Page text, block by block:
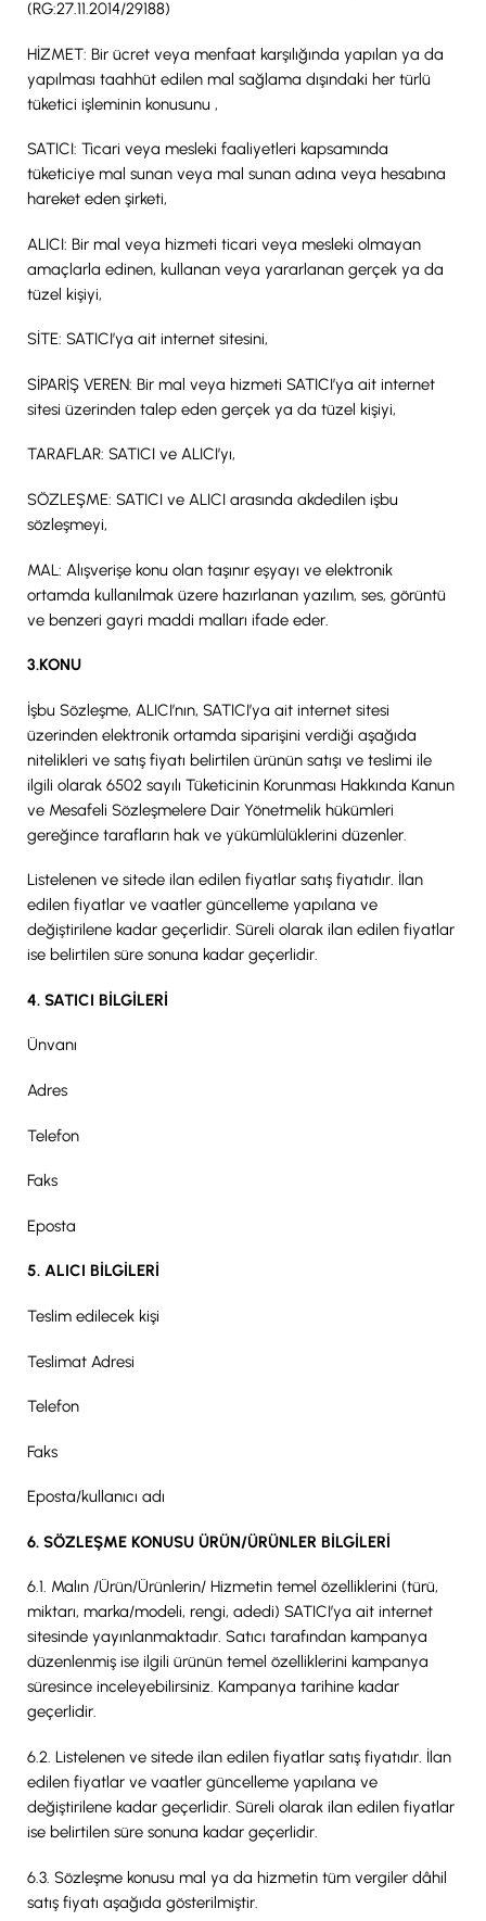
(RG:27.11.2014/29188)
HİZMET: Bir ücret veya menfaat karşılığında yapılan ya da
yapılması taahhüt edilen mal sağlama dışındaki her türlü
tüketici işleminin konusunu ,
SATICI: Ticari veya mesleki faaliyetleri kapsamında
tüketiciye mal sunan veya mal sunan adına veya hesabına
hareket eden şirketi,
ALICI: Bir mal veya hizmeti ticari veya mesleki olmayan
amaçlarla edinen, kullanan veya yararlanan gerçek ya da
tüzel kişiyi,
SİTE: SATICI’ya ait internet sitesini,
SİPARİŞ VEREN: Bir mal veya hizmeti SATICI’ya ait internet
sitesi üzerinden talep eden gerçek ya da tüzel kişiyi,
TARAFLAR: SATICI ve ALICI’yı,
SÖZLEŞME: SATICI ve ALICI arasında akdedilen işbu
sözleşmeyi,
MAL: Alışverişe konu olan taşınır eşyayı ve elektronik
ortamda kullanılmak üzere hazırlanan yazılım, ses, görüntü
ve benzeri gayri maddi malları ifade eder.
3.KONU
İşbu Sözleşme, ALICI’nın, SATICI’ya ait internet sitesi
üzerinden elektronik ortamda siparişini verdiği aşağıda
nitelikleri ve satış fiyatı belirtilen ürünün satışı ve teslimi ile
ilgili olarak 6502 sayılı Tüketicinin Korunması Hakkında Kanun
ve Mesafeli Sözleşmelere Dair Yönetmelik hükümleri
gereğince tarafların hak ve yükümlülüklerini düzenler.
Listelenen ve sitede ilan edilen fiyatlar satış fiyatıdır. İlan
edilen fiyatlar ve vaatler güncelleme yapılana ve
değiştirilene kadar geçerlidir. Süreli olarak ilan edilen fiyatlar
ise belirtilen süre sonuna kadar geçerlidir.
4. SATICI BİLGİLERİ
Ünvanı
Adres
Telefon
Faks
Eposta
5. ALICI BİLGİLERİ
Teslim edilecek kişi
Teslimat Adresi
Telefon
Faks
Eposta/kullanıcı adı
6. SÖZLEŞME KONUSU ÜRÜN/ÜRÜNLER BİLGİLERİ
6.1. Malın /Ürün/Ürünlerin/ Hizmetin temel özelliklerini (türü,
miktarı, marka/modeli, rengi, adedi) SATICI’ya ait internet
sitesinde yayınlanmaktadır. Satıcı tarafından kampanya
düzenlenmiş ise ilgili ürünün temel özelliklerini kampanya
süresince inceleyebilirsiniz. Kampanya tarihine kadar
geçerlidir.
6.2. Listelenen ve sitede ilan edilen fiyatlar satış fiyatıdır. İlan
edilen fiyatlar ve vaatler güncelleme yapılana ve
değiştirilene kadar geçerlidir. Süreli olarak ilan edilen fiyatlar
ise belirtilen süre sonuna kadar geçerlidir.
6.3. Sözleşme konusu mal ya da hizmetin tüm vergiler dâhil
satış fiyatı aşağıda gösterilmiştir.